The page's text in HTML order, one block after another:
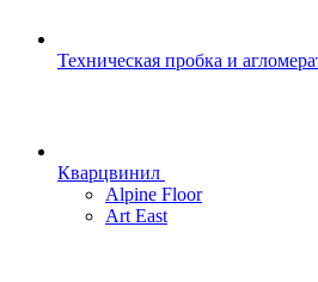
Техническая пробка и
Кварцвинил
Alpine Floor
Art East